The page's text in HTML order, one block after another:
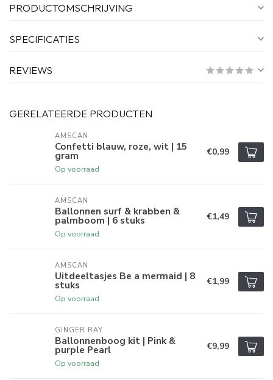
PRODUCTOMSCHRIJVING
SPECIFICATIES
REVIEWS
GERELATEERDE PRODUCTEN
AMSCAN
Confetti blauw, roze, wit | 15
gram
Op voorraad
€0,99
AMSCAN
Ballonnen surf & krabben &
palmboom | 6 stuks
Op voorraad
€1,49
AMSCAN
Uitdeeltasjes Be a mermaid | 8
stuks
Op voorraad
€1,99
GINGER RAY
Ballonnenboog kit | Pink &
purple Pearl
Op voorraad
€9,99